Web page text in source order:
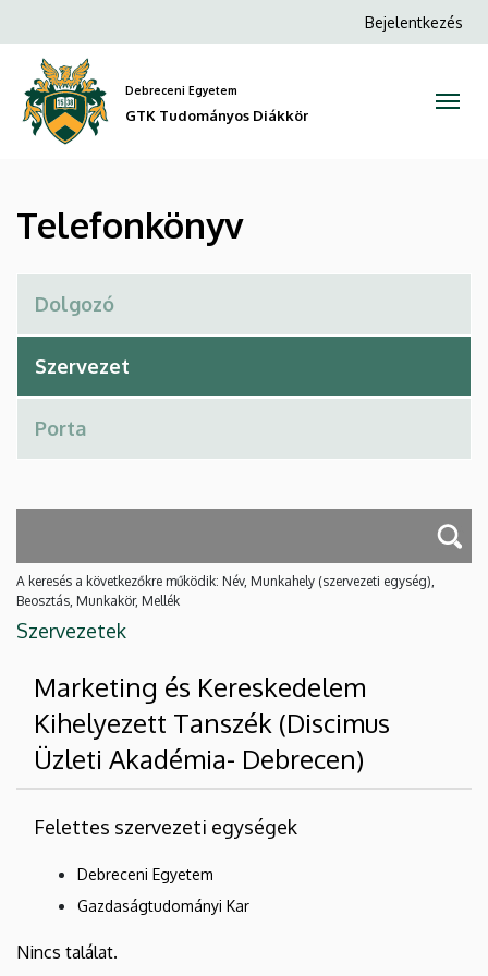
GTK
Tudományos
Diákkör
a
tartalomra
Anonim
Bejelentkezés
Debreceni Egyetem
GTK Tudományos Diákkör
Telefonkönyv
A keresés a következőkre működik: Név, Munkahely (szervezeti egység),
Beosztás, Munkakör, Mellék
Szervezetek
Marketing és Kereskedelem
Kihelyezett Tanszék (Discimus
Üzleti Akadémia- Debrecen)
Felettes szervezeti egységek
Debreceni Egyetem
Gazdaságtudományi Kar
Nincs találat.